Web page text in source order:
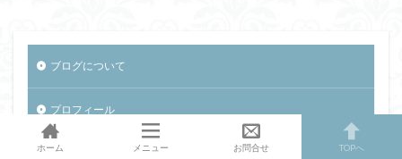
ブログについて
プロフィール
投資の勉強
ホーム メニュー お問合せ TOPへ